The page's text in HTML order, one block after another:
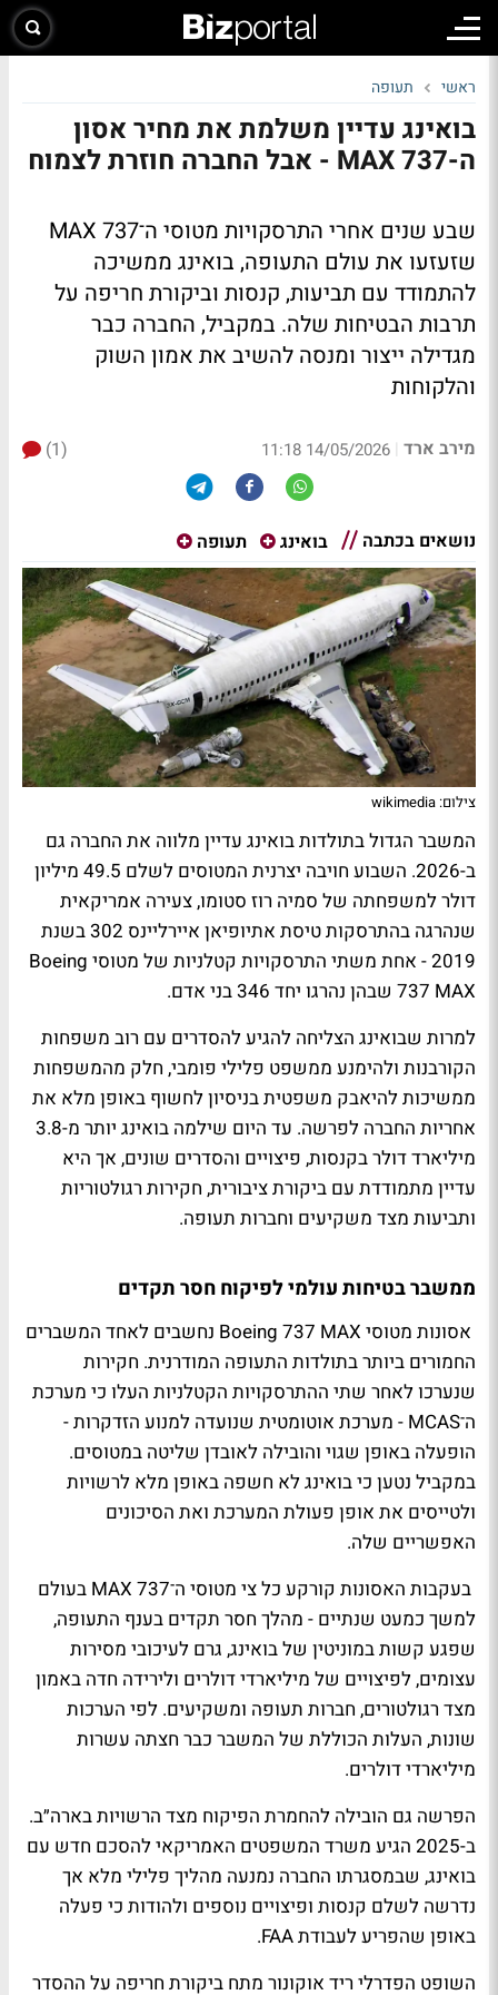
ראשי תעופה
בואינג עדיין משלמת את מחיר אסון
ה-737 MAX - אבל החברה חוזרת לצמוח
שבע שנים אחרי התרסקויות מטוסי ה־737 MAX
שזעזעו את עולם התעופה, בואינג ממשיכה
להתמודד עם תביעות, קנסות וביקורת חריפה על
תרבות הבטיחות שלה. במקביל, החברה כבר
מגדילה ייצור ומנסה להשיב את אמון השוק
והלקוחות
מירב ארד |
14/05/2026 11:18
(1)
נושאים בכתבה בואינג תעופה
צילום: wikimedia
המשבר הגדול בתולדות בואינג עדיין מלווה את החברה גם
ב-2026. השבוע חויבה יצרנית המטוסים לשלם 49.5 מיליון
דולר למשפחתה של סמיה רוז סטומו, צעירה אמריקאית
שנהרגה בהתרסקות טיסת אתיופיאן איירליינס 302 בשנת
2019 - אחת משתי התרסקויות קטלניות של מטוסי Boeing
737 MAX שבהן נהרגו יחד 346 בני אדם.
למרות שבואינג הצליחה להגיע להסדרים עם רוב משפחות
הקורבנות ולהימנע ממשפט פלילי פומבי, חלק מהמשפחות
ממשיכות להיאבק משפטית בניסיון לחשוף באופן מלא את
אחריות החברה לפרשה. עד היום שילמה בואינג יותר מ-3.8
מיליארד דולר בקנסות, פיצויים והסדרים שונים, אך היא
עדיין מתמודדת עם ביקורת ציבורית, חקירות רגולטוריות
ותביעות מצד משקיעים וחברות תעופה.
ממשבר בטיחות עולמי לפיקוח חסר תקדים
אסונות מטוסי Boeing 737 MAX נחשבים לאחד המשברים
החמורים ביותר בתולדות התעופה המודרנית. חקירות
שנערכו לאחר שתי ההתרסקויות הקטלניות העלו כי מערכת
ה־MCAS - מערכת אוטומטית שנועדה למנוע הזדקרות -
הופעלה באופן שגוי והובילה לאובדן שליטה במטוסים.
במקביל נטען כי בואינג לא חשפה באופן מלא לרשויות
ולטייסים את אופן פעולת המערכת ואת הסיכונים
האפשריים שלה.
בעקבות האסונות קורקע כל צי מטוסי ה־737 MAX בעולם
למשך כמעט שנתיים - מהלך חסר תקדים בענף התעופה,
שפגע קשות במוניטין של בואינג, גרם לעיכובי מסירות
עצומים, לפיצויים של מיליארדי דולרים ולירידה חדה באמון
מצד רגולטורים, חברות תעופה ומשקיעים. לפי הערכות
שונות, העלות הכוללת של המשבר כבר חצתה עשרות
מיליארדי דולרים.
הפרשה גם הובילה להחמרת הפיקוח מצד הרשויות בארה״ב.
ב-2025 הגיע משרד המשפטים האמריקאי להסכם חדש עם
בואינג, שבמסגרתו החברה נמנעה מהליך פלילי מלא אך
נדרשה לשלם קנסות ופיצויים נוספים ולהודות כי פעלה
באופן שהפריע לעבודת FAA.
השופט הפדרלי ריד אוקונור מתח ביקורת חריפה על ההסדר